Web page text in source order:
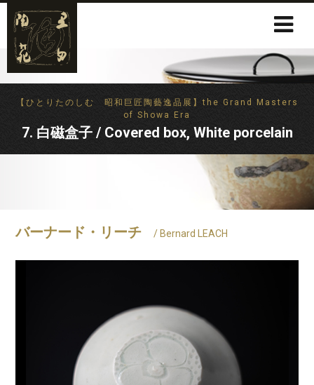
【ひとりたのしむ 昭和巨匠陶藝逸品展】the Grand Masters
of Showa Era
7. 白磁盒子 / Covered box, White porcelain
バーナード・リーチ / Bernard LEACH